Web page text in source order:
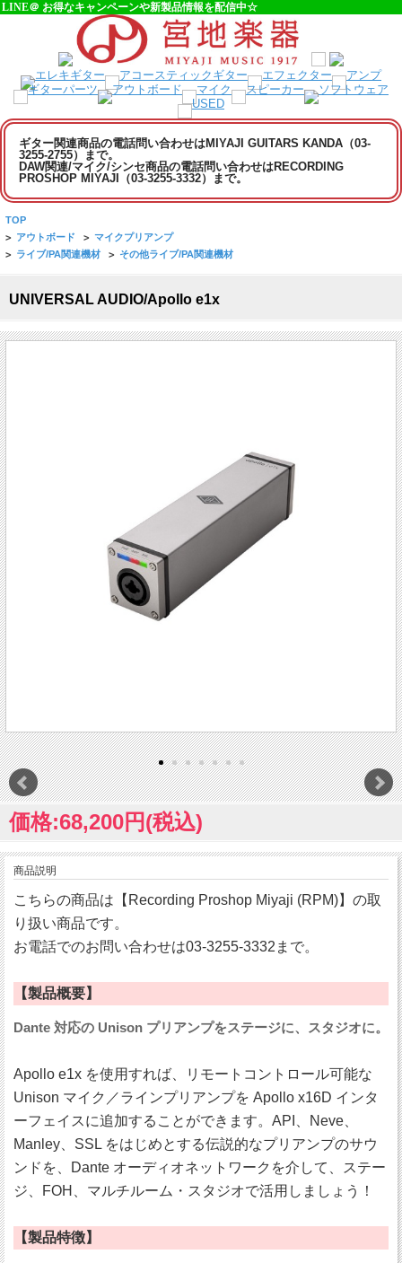
LINE＠ お得なキャンペーンや新製品情報を配信中☆
ギター関連商品の電話問い合わせはMIYAJI GUITARS KANDA（03-
3255-2755）まで。
DAW関連/マイク/シンセ商品の電話問い合わせはRECORDING
PROSHOP MIYAJI（03-3255-3332）まで。
TOP
> アウトボード > マイクプリアンプ
> ライブ/PA関連機材 > その他ライブ/PA関連機材
UNIVERSAL AUDIO/Apollo e1x
価格:68,200円(税込)
商品説明
こちらの商品は【Recording Proshop Miyaji (RPM)】の取
り扱い商品です。
お電話でのお問い合わせは03-3255-3332まで。
【製品概要】
Dante 対応の Unison プリアンプをステージに、スタジオに。
Apollo e1x を使用すれば、リモートコントロール可能な
Unison マイク／ラインプリアンプを Apollo x16D インタ
ーフェイスに追加することができます。API、Neve、
Manley、SSL をはじめとする伝説的なプリアンプのサウ
ンドを、Dante オーディオネットワークを介して、ステー
ジ、FOH、マルチルーム・スタジオで活用しましょう！
【製品特徴】